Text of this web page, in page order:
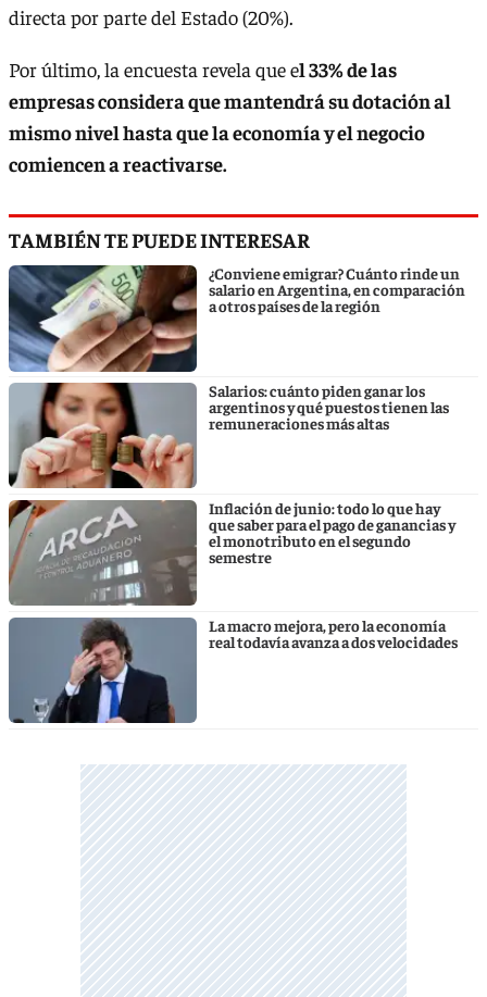
directa por parte del Estado (20%).
Por último, la encuesta revela que el 33% de las
empresas considera que mantendrá su dotación al
mismo nivel hasta que la economía y el negocio
comiencen a reactivarse.
TAMBIÉN TE PUEDE INTERESAR
¿Conviene emigrar? Cuánto rinde un
salario en Argentina, en comparación
a otros países de la región
Salarios: cuánto piden ganar los
argentinos y qué puestos tienen las
remuneraciones más altas
Inflación de junio: todo lo que hay
que saber para el pago de ganancias y
el monotributo en el segundo
semestre
La macro mejora, pero la economía
real todavía avanza a dos velocidades